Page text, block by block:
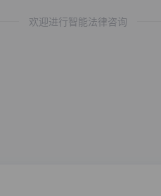
欢迎进行智能法律咨询